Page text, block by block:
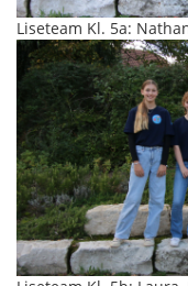
Liseteam Kl. 5a: